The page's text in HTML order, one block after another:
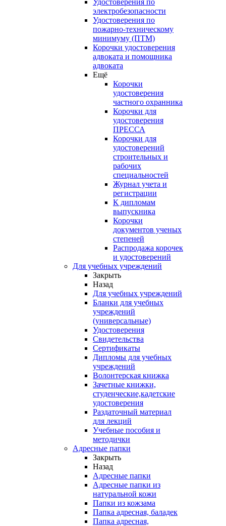
электробезопасности
Удостоверения по
пожарно-техническому
минимуму (ПТМ)
Корочки удостоверения
адвоката и помощника
адвоката
Ещё
Корочки
удостоверения
частного охранника
Корочки для
удостоверения
ПРЕССА
Корочки для
удостоверений
строительных и
рабочих
специальностей
Журнал учета и
регистрации
К дипломам
выпускника
Корочки
документов ученых
степеней
Распродажа корочек
и удостоверений
Для учебных учреждений
Закрыть
Назад
Для учебных учреждений
Бланки для учебных
учреждений
(универсальные)
Удостоверения
Свидетельства
Сертификаты
Дипломы для учебных
учреждений
Волонтерская книжка
Зачетные книжки,
студенческие,кадетские
удостоверения
Раздаточный материал
для лекций
Учебные пособия и
методички
Адресные папки
Закрыть
Назад
Адресные папки
Адресные папки из
натуральной кожи
Папки из кожзама
Папка адресная, баладек
Папка адресная,